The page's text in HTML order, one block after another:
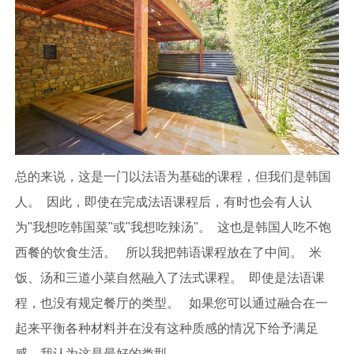
总的来说，这是一门以法语为基础的课程，但我们是韩国
人。 因此，即使在完成法语课程后，有时也会有人认
为"我想吃韩国菜"或"我想吃辣汤"。 这也是韩国人吃不饱
西餐的饮食生活。 所以我把韩语课程放在了中间。 米
饭、汤和三道小菜自然融入了法式课程。 即使是法语课
程，也没有规定餐厅的类型。 如果您可以通过融合在一
起来平衡各种材料并在没有这种质感的情况下给予满足